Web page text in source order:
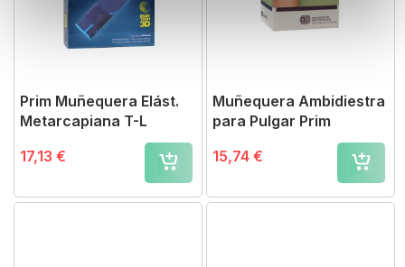
Prim Muñequera Elást.
Metarcapiana T-L
17,13 €
Muñequera Ambidiestra
para Pulgar Prim
15,74 €